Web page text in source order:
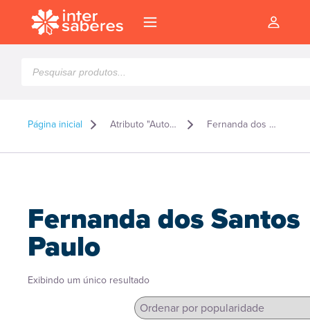
produtos
Página inicial Atributo "Autor" de produto Fernanda dos Santos Paulo
Fernanda dos Santos
Paulo
Exibindo um único resultado